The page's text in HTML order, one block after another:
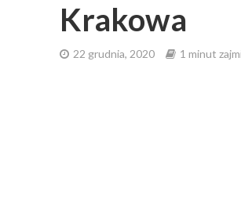
Krakowa
22 grudnia, 2020 1 minut